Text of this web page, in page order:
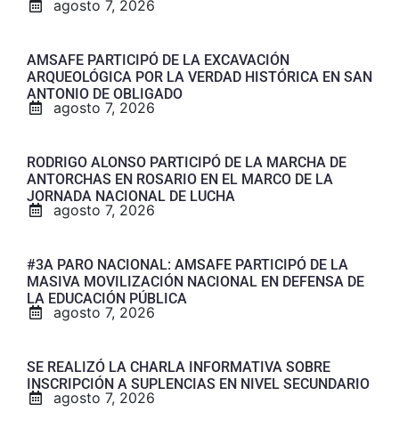
agosto 7, 2026
AMSAFE PARTICIPÓ DE LA EXCAVACIÓN
ARQUEOLÓGICA POR LA VERDAD HISTÓRICA EN SAN
ANTONIO DE OBLIGADO
agosto 7, 2026
RODRIGO ALONSO PARTICIPÓ DE LA MARCHA DE
ANTORCHAS EN ROSARIO EN EL MARCO DE LA
JORNADA NACIONAL DE LUCHA
agosto 7, 2026
#3A PARO NACIONAL: AMSAFE PARTICIPÓ DE LA
MASIVA MOVILIZACIÓN NACIONAL EN DEFENSA DE
LA EDUCACIÓN PÚBLICA
agosto 7, 2026
SE REALIZÓ LA CHARLA INFORMATIVA SOBRE
INSCRIPCIÓN A SUPLENCIAS EN NIVEL SECUNDARIO
agosto 7, 2026